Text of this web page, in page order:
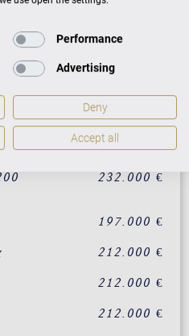
PREISE
182.000 €
232.000 €
197.000 €
212.000 €
212.000 €
212.000 €
Performance
Advertising
Deny
Accept all